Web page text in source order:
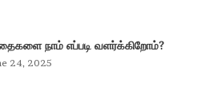
நாம் எப்படி வளர்க்கிறோம்?
24, 2025